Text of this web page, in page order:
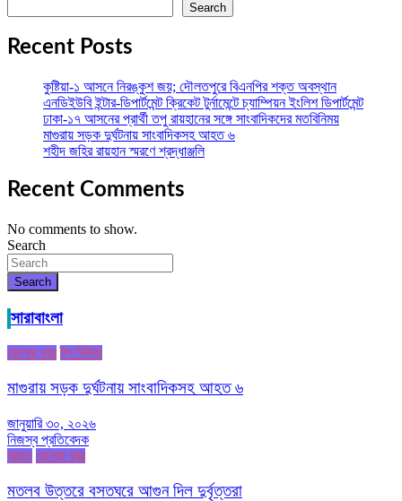
Search
Recent Posts
কুষ্টিয়া-১ আসনে নিরঙ্কুশ জয়; দৌলতপুরে বিএনপির শক্ত অবস্থান
এনডিইউবি ইন্টার-ডিপার্টমেন্ট ক্রিকেট টুর্নামেন্টে চ্যাম্পিয়ন ইংলিশ ডিপার্টমেন্ট
ঢাকা-১৭ আসনের প্রার্থী তপু রায়হানের সঙ্গে সাংবাদিকদের মতবিনিময়
মাগুরায় সড়ক দুর্ঘটনায় সাংবাদিকসহ আহত ৬
শহীদ জহির রায়হান স্মরণে শ্রদ্ধাঞ্জলি
Recent Comments
No comments to show.
Search
Search
সারাবাংলা
জেলার খবর টপ নিউজ
মাগুরায় সড়ক দুর্ঘটনায় সাংবাদিকসহ আহত ৬
জানুয়ারি ৩০, ২০২৬
নিজস্ব প্রতিবেদক
আরও জেলার খবর
মতলব উত্তরে বসতঘরে আগুন দিল দুর্বৃত্তরা